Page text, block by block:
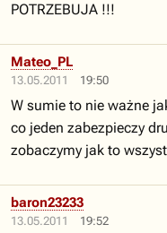
POTRZEBUJA !!!
13.05.2011 19:50
Mateo_PL
W sumie to nie ważne
co jeden zabezpieczy
zobaczymy jak to
13.05.2011 19:52
baron23233